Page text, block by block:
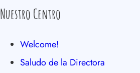
Nuestro Centro
Welcome!
Saludo de la Directora